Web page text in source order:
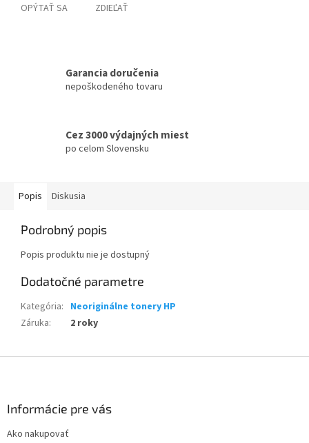
OPÝTAŤ SA ZDIEĽAŤ
Garancia doručenia
nepoškodeného tovaru
Cez 3000 výdajných miest
po celom Slovensku
Popis Diskusia
Podrobný popis
Popis produktu nie je dostupný
Dodatočné parametre
Kategória: Neoriginálne tonery HP
Záruka: 2 roky
Informácie pre vás
Ako nakupovať